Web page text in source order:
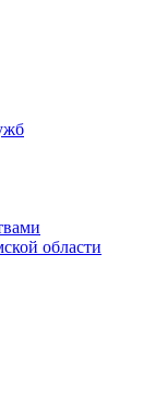
области